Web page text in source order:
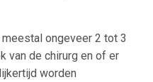
ongeveer 2 tot 3
van de chirurg en of er
worden